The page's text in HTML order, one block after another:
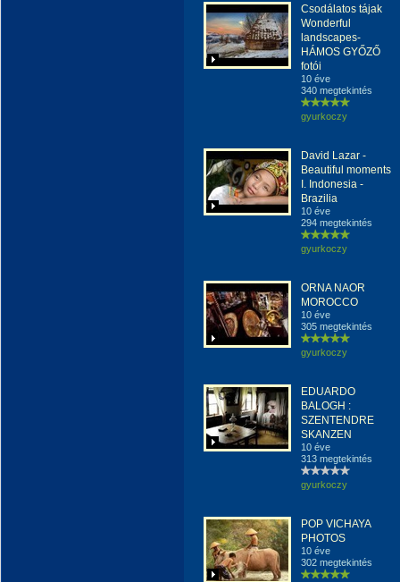
Csodálatos tájak
Wonderful
landscapes-
HÁMOS GYŐZŐ
fotói
10 éve
340 megtekintés
gyurkoczy
David Lazar -
Beautiful moments
I. Indonesia -
Brazilia
10 éve
294 megtekintés
gyurkoczy
ORNA NAOR
MOROCCO
10 éve
305 megtekintés
gyurkoczy
EDUARDO
BALOGH :
SZENTENDRE
SKANZEN
10 éve
313 megtekintés
gyurkoczy
POP VICHAYA
PHOTOS
10 éve
302 megtekintés